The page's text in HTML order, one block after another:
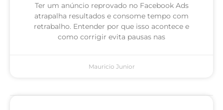
Ter um anúncio reprovado no Facebook Ads
atrapalha resultados e consome tempo com
retrabalho. Entender por que isso acontece e
como corrigir evita pausas nas
Mauricio Junior